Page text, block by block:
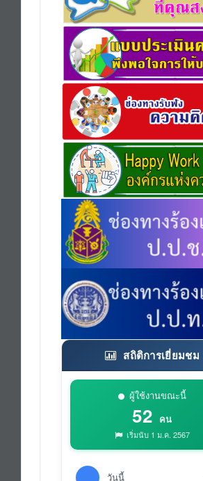
สถิติการเยี่ยมชม
ผู้ใช้งานขณะนี้
52 คน
เริ่มนับ 1 ม.ค. 2567
วันนี้